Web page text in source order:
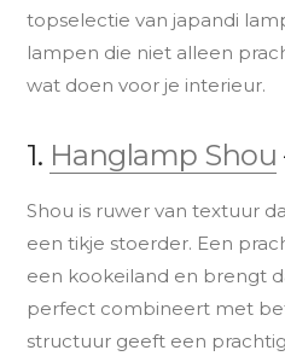
topselectie van japandi
lampen die niet alleen
wat doen voor je interieur.
1. Hanglamp Shou
Shou is ruwer van textuur
een tikje stoerder. Een
een kookeiland en brengt
perfect combineert met
structuur geeft een